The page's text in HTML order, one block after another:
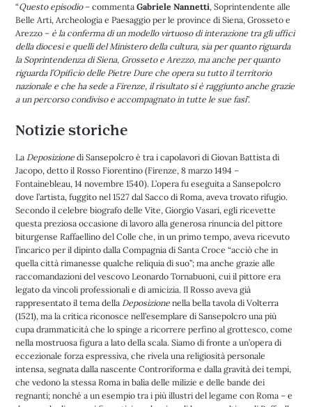
“Questo episodio– commentaGabriele Nannetti, Soprintendente alle
Belle Arti, Archeologia e Paesaggio per le province di Siena, Grosseto e
Arezzo – è la conferma di un modello virtuoso di interazione tra gli uffici
della diocesi e quelli del Ministero della cultura, sia per quanto riguarda
la Soprintendenza di Siena, Grosseto e Arezzo, ma anche per quanto
riguarda l’Opificio delle Pietre Dure che opera su tutto il territorio
nazionale e che ha sede a Firenze, il risultato si è raggiunto anche grazie
a un percorso condiviso e accompagnato in tutte le sue fasi”.
Notizie storiche
LaDeposizione di Sansepolcro è tra i capolavori di Giovan Battista di
Jacopo, detto il Rosso Fiorentino (Firenze, 8 marzo 1494 –
Fontainebleau, 14 novembre 1540). L’opera fu eseguita a Sansepolcro
dove l’artista, fuggito nel 1527 dal Sacco di Roma, aveva trovato rifugio.
Secondo il celebre biografo delle Vite, Giorgio Vasari, egli ricevette
questa preziosa occasione di lavoro alla generosa rinuncia del pittore
biturgense Raffaellino del Colle che, in un primo tempo, aveva ricevuto
l’incarico per il dipinto dalla Compagnia di Santa Croce “acciò che in
quella città rimanesse qualche reliquia di suo”; ma anche grazie alle
raccomandazioni del vescovo Leonardo Tornabuoni, cui il pittore era
legato da vincoli professionali e di amicizia. Il Rosso aveva già
rappresentato il tema dellaDeposizione nella bella tavola di Volterra
(1521), ma la critica riconosce nell’esemplare di Sansepolcro una più
cupa drammaticità che lo spinge a ricorrere perfino al grottesco, come
nella mostruosa figura a lato della scala. Siamo di fronte a un’opera di
eccezionale forza espressiva, che rivela una religiosità personale
intensa, segnata dalla nascente Controriforma e dalla gravità dei tempi,
che vedono la stessa Roma in balìa delle milizie e delle bande dei
regnanti; nonché a un esempio tra i più illustri del legame con Roma – e